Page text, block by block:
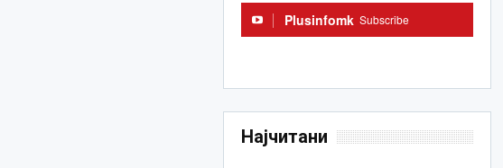
Plusinfomk Subscribe
Најчитани